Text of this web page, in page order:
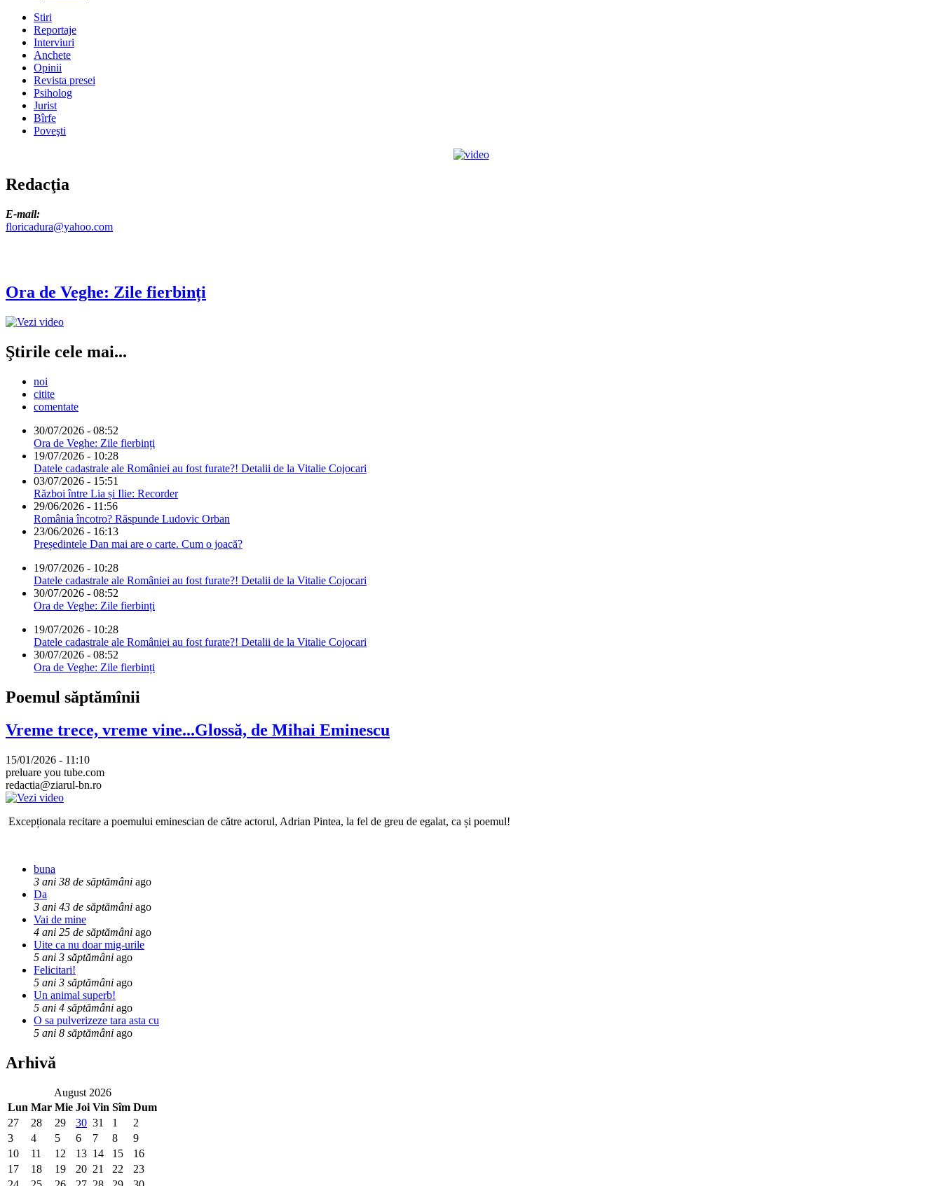
Stiri
Reportaje
Interviuri
Anchete
Opinii
Revista presei
Psiholog
Jurist
Bîrfe
Poveşti
Redacţia
E-mail:
floricadura@yahoo.com
Ora de Veghe: Zile fierbinți
Ştirile cele mai...
noi
citite
comentate
30/07/2026 - 08:52
Ora de Veghe: Zile fierbinți
19/07/2026 - 10:28
Datele cadastrale ale României au fost furate?! Detalii de la Vitalie Cojocari
03/07/2026 - 15:51
Război între Lia și Ilie: Recorder
29/06/2026 - 11:56
România încotro? Răspunde Ludovic Orban
23/06/2026 - 16:13
Președintele Dan mai are o carte. Cum o joacă?
19/07/2026 - 10:28
Datele cadastrale ale României au fost furate?! Detalii de la Vitalie Cojocari
30/07/2026 - 08:52
Ora de Veghe: Zile fierbinți
19/07/2026 - 10:28
Datele cadastrale ale României au fost furate?! Detalii de la Vitalie Cojocari
30/07/2026 - 08:52
Ora de Veghe: Zile fierbinți
Poemul săptămînii
Vreme trece, vreme vine...Glossă, de Mihai Eminescu
15/01/2026 - 11:10
preluare you tube.com
redactia@ziarul-bn.ro
Excepționala recitare a poemului eminescian de către actorul, Adrian Pintea, la fel de greu de egalat, ca și poemul!
buna
3 ani 38 de săptămâni ago
Da
3 ani 43 de săptămâni ago
Vai de mine
4 ani 25 de săptămâni ago
Uite ca nu doar mig-urile
5 ani 3 săptămâni ago
Felicitari!
5 ani 3 săptămâni ago
Un animal superb!
5 ani 4 săptămâni ago
O sa pulverizeze tara asta cu
5 ani 8 săptămâni ago
Arhivă
August 2026
Lun Mar Mie Joi Vin Sîm Dum
27
28 29 30 31 1
2
3
4 5 6 7 8
9
10
11 12 13 14 15
16
17
18 19 20 21 22
23